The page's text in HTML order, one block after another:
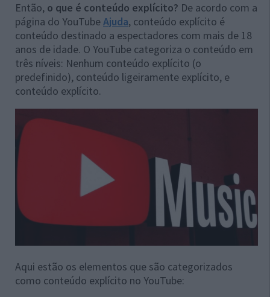
Então, o que é conteúdo explícito? De acordo com a
página do YouTubeAjuda, conteúdo explícito é
conteúdo destinado a espectadores com mais de 18
anos de idade. O YouTube categoriza o conteúdo em
três níveis: Nenhum conteúdo explícito (o
predefinido), conteúdo ligeiramente explícito, e
conteúdo explícito.
Aqui estão os elementos que são categorizados
como conteúdo explícito no YouTube: